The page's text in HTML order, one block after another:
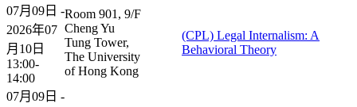
07月09日 -
2026年07
月10日
13:00-
14:00
Room 901, 9/F
Cheng Yu
Tung Tower,
The University
of Hong Kong
(CPL) Legal Internalism: A
Behavioral Theory
07月09日 -